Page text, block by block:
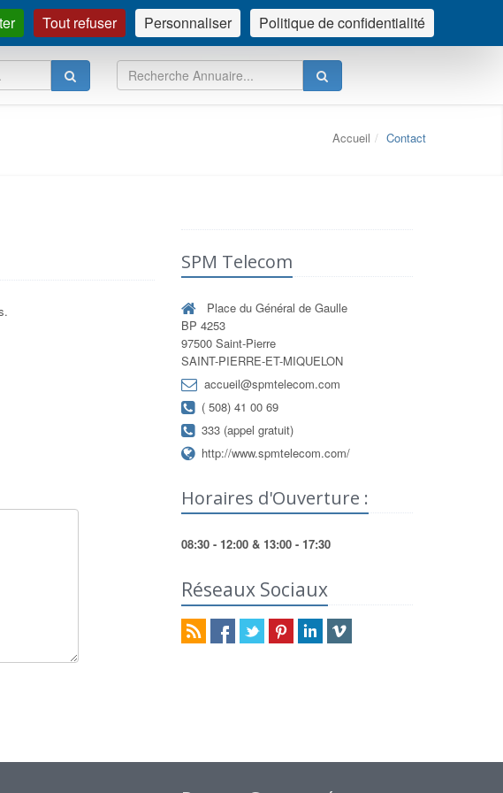
NOUS CONTACTER INSCRIPTION CONNEXION
Accueil Contact
SPM Telecom
Place du Général de Gaulle
BP 4253
97500 Saint-Pierre
SAINT-PIERRE-ET-MIQUELON
accueil@spmtelecom.com
( 508) 41 00 69
333 (appel gratuit)
http://www.spmtelecom.com/
Horaires d'Ouverture :
08:30 - 12:00 & 13:00 - 17:30
Réseaux Sociaux
Tout refuser Personnaliser Politique de confidentialité